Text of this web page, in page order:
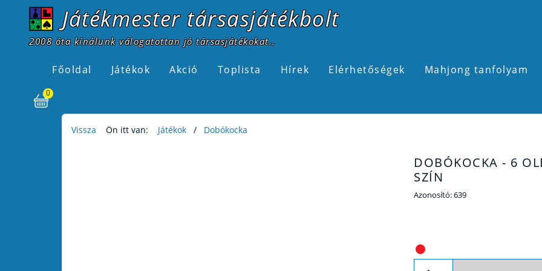
Játékmester társasjátékbolt
2008 óta kínálunk válogatottan jó társasjátékokat..
Főoldal Játékok Akció Toplista Hírek Elérhetőségek Mahjong tanfolyam
0
Vissza Ön itt van: Játékok Dobókocka
DOBÓKOCKA - 6
SZÍN
Azonosító:639